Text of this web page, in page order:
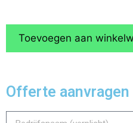
Toevoegen aan
Offerte aanvragen